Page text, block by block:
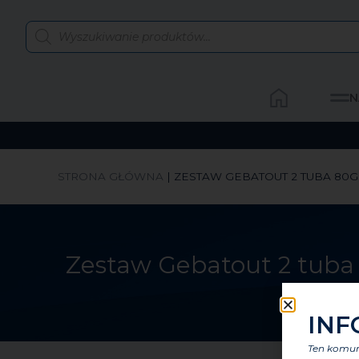
STRONA GŁÓWNA | ZESTAW GEBATOUT 2 TUBA
Zestaw Gebatout 2 tuba
Ten